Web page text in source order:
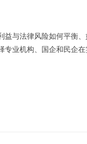
与法律风险如何平衡
业机构、国企和民企